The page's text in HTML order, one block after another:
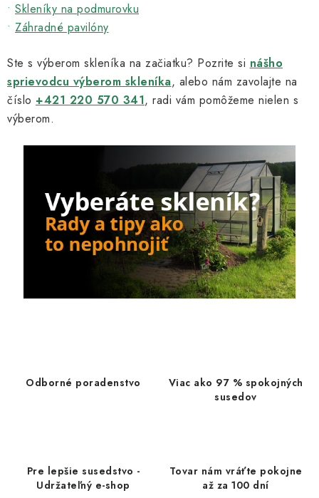
• Skleníky na podmurovku
• Záhradné pavilóny
Ste s výberom skleníka na začiatku? Pozrite si nášho
sprievodcu výberom skleníka, alebo nám zavolajte na
číslo +421 220 570 341, radi vám pomôžeme nielen s
výberom.
Odborné poradenstvo
Viac ako 97 % spokojných
susedov
Pre lepšie susedstvo -
Udržateľný e-shop
Tovar nám vráťte pokojne
až za 100 dní